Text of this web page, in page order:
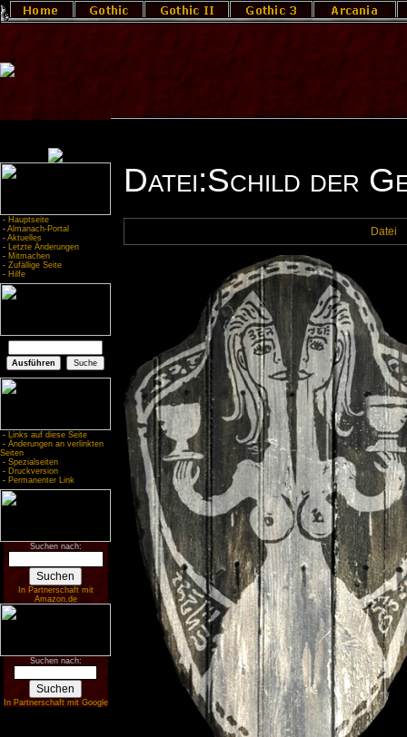
- Hauptseite
- Almanach-Portal
- Aktuelles
- Letzte Änderungen
- Mitmachen
- Zufällige Seite
- Hilfe
- Links auf diese Seite
- Änderungen an verlinkten
Seiten
- Spezialseiten
- Druckversion
- Permanenter Link
Suchen nach:
In Partnerschaft mit
Amazon.de
Suchen nach:
In Partnerschaft mit Google
Datei:Schild der
Datei